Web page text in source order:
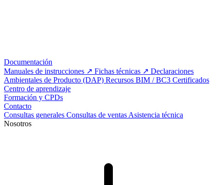
Documentación
Manuales de instrucciones
Fichas técnicas
Declaraciones
Ambientales de Producto (DAP) Recursos BIM / BC3 Certificados
Centro de aprendizaje
Formación y CPDs
Contacto
Consultas generales Consultas de ventas Asistencia técnica
Nosotros